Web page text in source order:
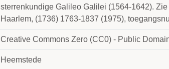
sterrenkundige Galileo Galilei (1564-1642).
Haarlem, (1736) 1763-1837 (1975),
Creative Commons Zero (CC0) - Public
Heemstede